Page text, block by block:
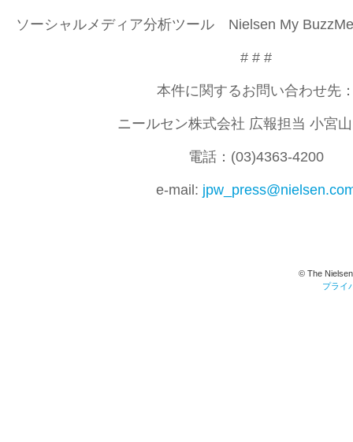
ソーシャルメディア分析ツール Nielsen My
# # #
本件に関するお問い合わせ先
ニールセン株式会社 広報担当 小宮
電話：(03)4363-4200
e-mail:
© The
プライ